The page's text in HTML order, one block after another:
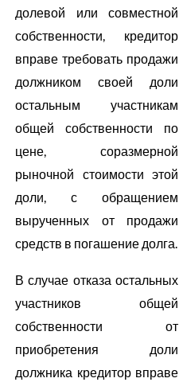
долевой или совместной
собственности, кредитор
вправе требовать продажи
должником своей доли
остальным участникам
общей собственности по
цене, соразмерной
рыночной стоимости этой
доли, с обращением
вырученных от продажи
средств в погашение долга.
В случае отказа остальных
участников общей
собственности от
приобретения доли
должника кредитор вправе